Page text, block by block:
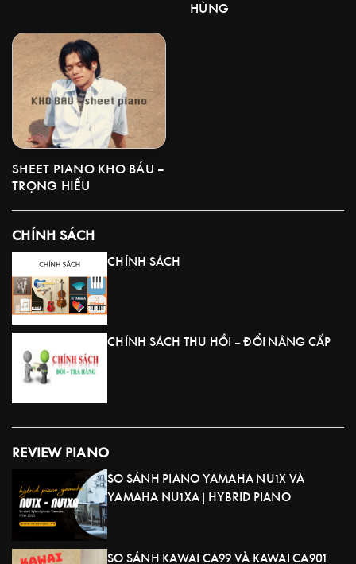
HÙNG
SHEET PIANO KHO BÁU –
TRỌNG HIẾU
CHÍNH SÁCH
CHÍNH SÁCH
CHÍNH SÁCH THU HỒI – ĐỔI NÂNG CẤP
REVIEW PIANO
SO SÁNH PIANO YAMAHA NU1X VÀ
YAMAHA NU1XA | HYBRID PIANO
SO SÁNH KAWAI CA99 VÀ KAWAI CA901